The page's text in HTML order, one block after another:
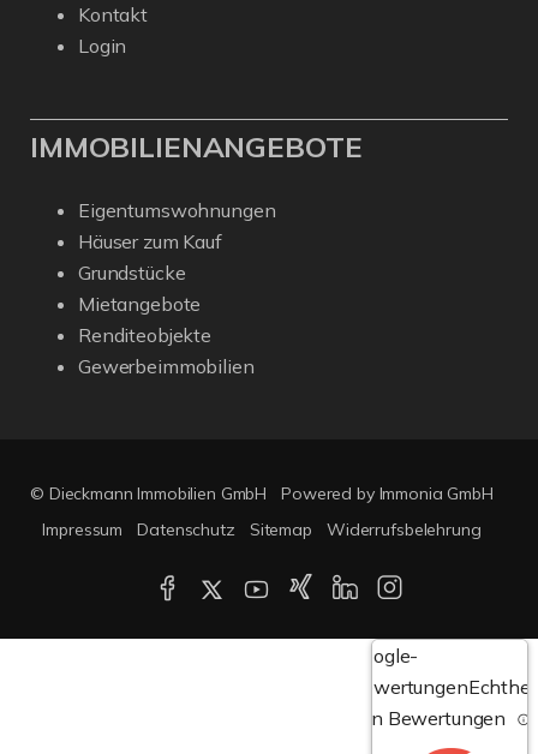
Kontakt
Login
IMMOBILIENANGEBOTE
Eigentumswohnungen
Häuser zum Kauf
Grundstücke
Mietangebote
Renditeobjekte
Gewerbeimmobilien
© Dieckmann Immobilien GmbH
Powered by Immonia GmbH
Impressum
Datenschutz Sitemap Widerrufsbelehrung
Google-
Bewertungen
von Bewertungen